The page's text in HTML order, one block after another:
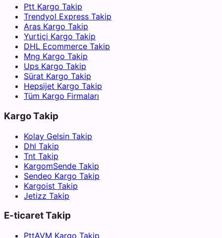
Ptt Kargo Takip
Trendyol Express Takip
Aras Kargo Takip
Yurtiçi Kargo Takip
DHL Ecommerce Takip
Mng Kargo Takip
Ups Kargo Takip
Sürat Kargo Takip
Hepsijet Kargo Takip
Tüm Kargo Firmaları
Kargo Takip
Kolay Gelsin Takip
Dhl Takip
Tnt Takip
KargomSende Takip
Sendeo Kargo Takip
Kargoist Takip
Jetizz Takip
E-ticaret Takip
PttAVM Kargo Takip